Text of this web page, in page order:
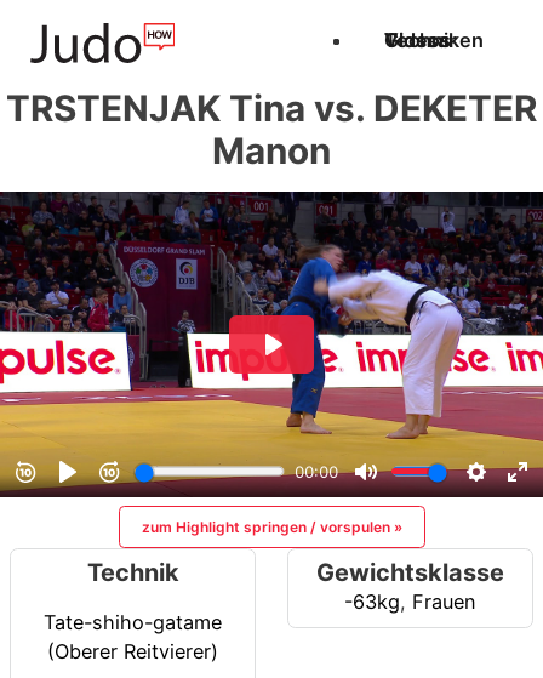
Techniken
Videos
Glossar
TRSTENJAK Tina vs. DEKETER
Manon
zum Highlight springen / vorspulen »
Technik
Tate-shiho-gatame
(Oberer Reitvierer)
Gewichtsklasse
-63kg, Frauen